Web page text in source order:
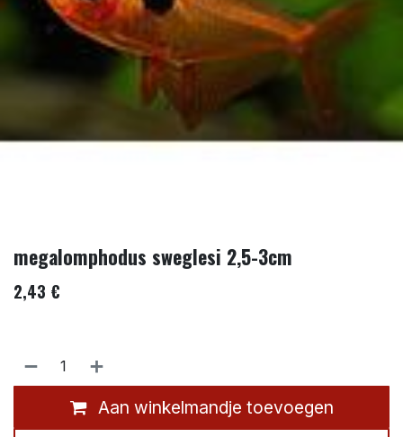
megalomphodus sweglesi 2,5-3cm
2,43 €
Aan winkelmandje toevoegen